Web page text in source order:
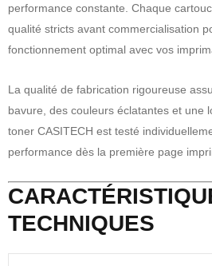
performance constante. Chaque
qualité stricts avant commercialisation
fonctionnement optimal avec vos
La qualité de fabrication rigoureuse
bavure, des couleurs éclatantes et une
toner CASITECH est testé
performance dès la première page
TECHNIQUES